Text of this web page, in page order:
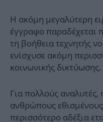
Η ακόμη μεγαλύτερη
έγγραφο παραδέχεται
τη βοήθεια τεχνητής
ενίσχυσε ακόμη
κοινωνικής δικτύωσης.
Για πολλούς
ανθρώπους
περισσότερο αδέξια